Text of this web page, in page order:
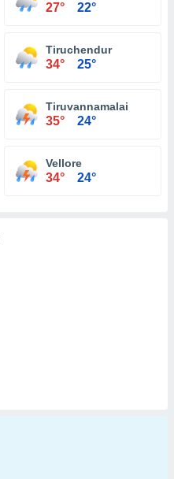
27° 22°
Tiruchendur
34° 25°
Tiruvannamalai
35° 24°
Vellore
34° 24°